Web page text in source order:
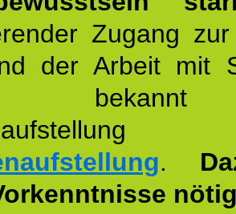
Zugang
der Arbeit mit
.